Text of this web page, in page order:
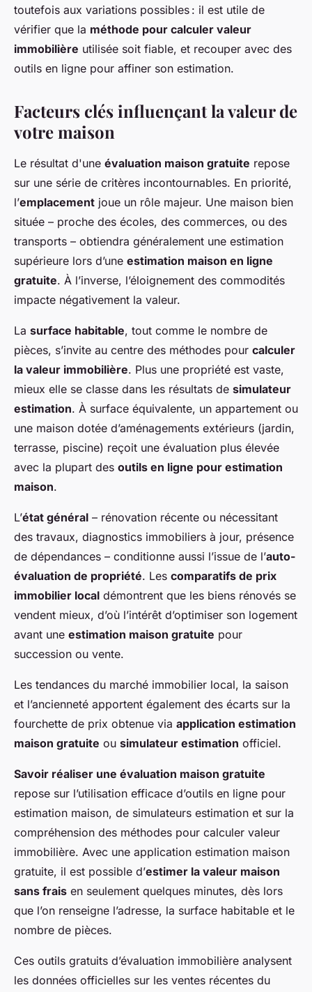
toutefois aux variations possibles : il est utile de
vérifier que la méthode pour calculer valeur
immobilière utilisée soit fiable, et recouper avec des
outils en ligne pour affiner son estimation.
Facteurs clés influençant la valeur de
votre maison
Le résultat d'une évaluation maison gratuite repose
sur une série de critères incontournables. En priorité,
l’emplacement joue un rôle majeur. Une maison bien
située – proche des écoles, des commerces, ou des
transports – obtiendra généralement une estimation
supérieure lors d’une estimation maison en ligne
gratuite. À l’inverse, l’éloignement des commodités
impacte négativement la valeur.
La surface habitable, tout comme le nombre de
pièces, s’invite au centre des méthodes pour calculer
la valeur immobilière. Plus une propriété est vaste,
mieux elle se classe dans les résultats de simulateur
estimation. À surface équivalente, un appartement ou
une maison dotée d’aménagements extérieurs (jardin,
terrasse, piscine) reçoit une évaluation plus élevée
avec la plupart des outils en ligne pour estimation
maison.
L’état général – rénovation récente ou nécessitant
des travaux, diagnostics immobiliers à jour, présence
de dépendances – conditionne aussi l’issue de l’auto-
évaluation de propriété. Les comparatifs de prix
immobilier local démontrent que les biens rénovés se
vendent mieux, d’où l’intérêt d’optimiser son logement
avant une estimation maison gratuite pour
succession ou vente.
Les tendances du marché immobilier local, la saison
et l’ancienneté apportent également des écarts sur la
fourchette de prix obtenue via application estimation
maison gratuite ou simulateur estimation officiel.
Savoir réaliser une évaluation maison gratuite
repose sur l’utilisation efficace d’outils en ligne pour
estimation maison, de simulateurs estimation et sur la
compréhension des méthodes pour calculer valeur
immobilière. Avec une application estimation maison
gratuite, il est possible d’estimer la valeur maison
sans frais en seulement quelques minutes, dès lors
que l’on renseigne l’adresse, la surface habitable et le
nombre de pièces.
Ces outils gratuits d’évaluation immobilière analysent
les données officielles sur les ventes récentes du